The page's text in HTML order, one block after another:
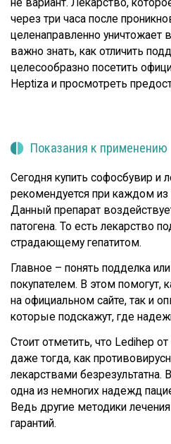
не вариант. Лекарство,
через три часа после
целенаправленно уничтожает
важно знать, как отличить
целесообразно посетить
Heptiza и просмотреть
Показания к применению
Сегодня купить софосбувир и
рекомендуется при каждом из
Данный препарат
патогена. То есть лекарство
страдающему гепатитом.
Главное – понять подделка
покупателем. В этом помогут,
на официальном сайте, так и
которые подскажут, где
Стоит отметить, что Ledihep
даже тогда, как
лекарствами
одна из немногих надежд
Ведь другие методики
гарантий.